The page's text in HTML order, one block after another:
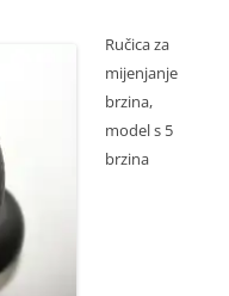
Ručica za
mijenjanje
brzina,
model s 5
brzina